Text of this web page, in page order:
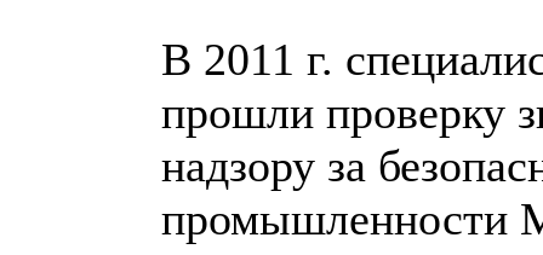
В 2011 г.
прошли проверку
надзору за
промышленности